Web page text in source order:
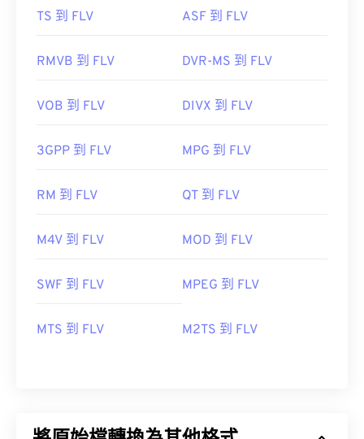
TS 到 FLV ASF 到 FLV
RMVB 到 FLV DVR-MS 到 FLV
VOB 到 FLV DIVX 到 FLV
3GPP 到 FLV MPG 到 FLV
RM 到 FLV QT 到 FLV
M4V 到 FLV MOD 到 FLV
SWF 到 FLV MPEG 到 FLV
MTS 到 FLV M2TS 到 FLV